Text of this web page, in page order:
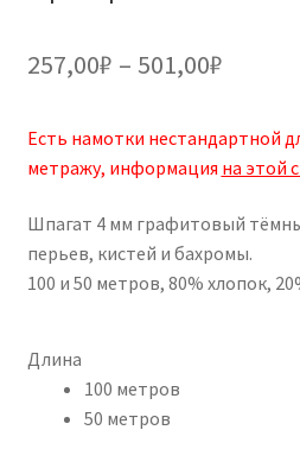
257,00₽ – 501,00₽
Есть намотки нестандартной
метражу, информация на этой
Шпагат 4 мм графитовый
перьев, кистей и бахромы.
100 и 50 метров, 80% хлопок,
Длина
100 метров
50 метров